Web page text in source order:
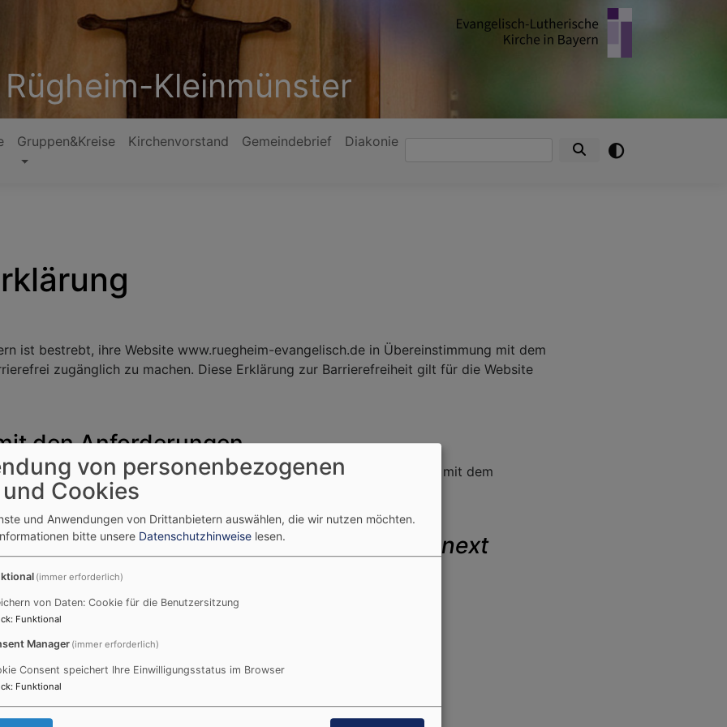
Kleinmünster
Gruppen&Kreise Kirchenvorstand Gemeindebrief DiakonieSuche
ist bestrebt, ihre Website www.ruegheim-evangelisch.de in Übereinstimmung mit dem
zugänglich zu machen. Diese Erklärung zur Barrierefreiheit gilt für die Website
den Anforderungen
aufgrund der folgenden Unvereinbarkeiten und Ausnahmen teilweise mit dem
beim Theme VK Philippus next
den folgenden Gründen nicht barrierefrei:
und Kontaktangaben
von personenbezogenen
Cookies
und Anwendungen von Drittanbietern auswählen, die wir nutzen möchten.
bitte unsere Datenschutzhinweise lesen.
(immer erforderlich)
von Daten: Cookie für die Benutzersitzung
: Funktional
Manager (immer erforderlich)
Consent speichert Ihre Einwilligungsstatus im Browser
: Funktional